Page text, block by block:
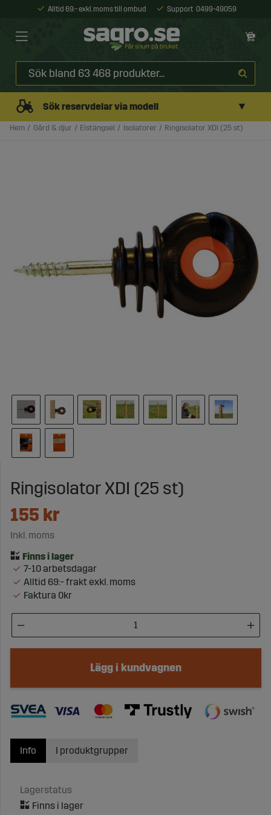
Alltid 69:- exkl. moms till ombud Support 0499-49059
Sök reservdelar via modell ▼
Hem Gård & djur Elstängsel Isolatorer Ringisolator XDI (25 st)
Ringisolator XDI (25 st)
155 kr
Inkl. moms
7-10 arbetsdagar
Alltid 69:- frakt exkl. moms
Faktura 0kr
Lägg i kundvagnen
Info
Lagerstatus
I produktgrupper